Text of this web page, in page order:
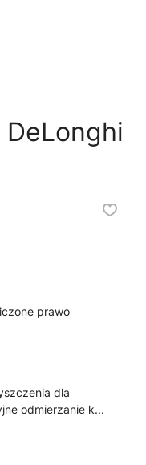
prawo
dla
odmierzanie k...